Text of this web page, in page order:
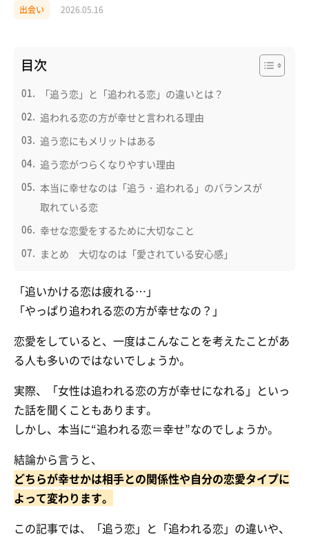
出会い 2026.05.16
目次
「追う恋」と「追われる恋」の違いとは？
追われる恋の方が幸せと言われる理由
追う恋にもメリットはある
追う恋がつらくなりやすい理由
本当に幸せなのは「追う・追われる」のバランスが
取れている恋
幸せな恋愛をするために大切なこと
まとめ 大切なのは「愛されている安心感」
「追いかける恋は疲れる…」
「やっぱり追われる恋の方が幸せなの？」
恋愛をしていると、一度はこんなことを考えたことがあ
る人も多いのではないでしょうか。
実際、「女性は追われる恋の方が幸せになれる」といっ
た話を聞くこともあります。
しかし、本当に“追われる恋＝幸せ”なのでしょうか。
結論から言うと、
どちらが幸せかは相手との関係性や自分の恋愛タイプに
よって変わります。
この記事では、「追う恋」と「追われる恋」の違いや、